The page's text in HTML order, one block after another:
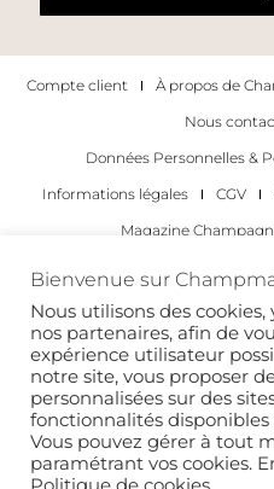
Compte client À propos de
Nous
Données Personnelles &
Informations légales
CGV
Magazine
Les occasions pour déguster du
Pour les
Copyright 2022 © tous droits
Bienvenue sur
Nous utilisons des
nos partenaires, afin de
expérience utilisateur
notre site, vous proposer
personnalisées sur des
fonctionnalités disponibles
Vous pouvez gérer à tout
paramétrant vos cookies.